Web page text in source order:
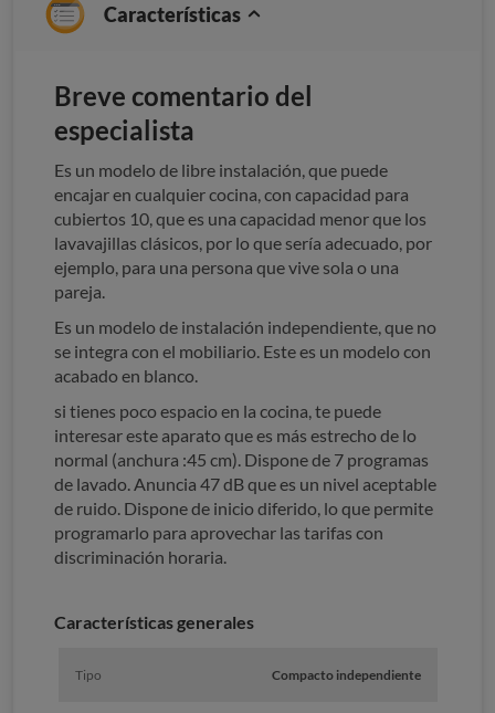
Características
Breve comentario del
especialista
Es un modelo de libre instalación, que puede
encajar en cualquier cocina, con capacidad para
cubiertos 10, que es una capacidad menor que los
lavavajillas clásicos, por lo que sería adecuado, por
ejemplo, para una persona que vive sola o una
pareja.
Es un modelo de instalación independiente, que no
se integra con el mobiliario. Este es un modelo con
acabado en blanco.
si tienes poco espacio en la cocina, te puede
interesar este aparato que es más estrecho de lo
normal (anchura :45 cm). Dispone de 7 programas
de lavado. Anuncia 47 dB que es un nivel aceptable
de ruido. Dispone de inicio diferido, lo que permite
programarlo para aprovechar las tarifas con
discriminación horaria.
Características generales
Tipo Compacto independiente